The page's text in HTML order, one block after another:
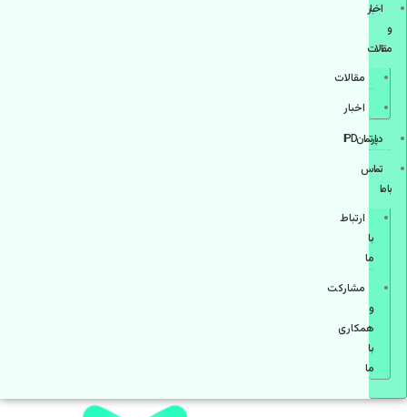
اخبار
و
مقالات
مقالات
اخبار
دپارتمانIPD
تماس
با ما
ارتباط
با
ما
مشاركت
و
همكاری
با
ما